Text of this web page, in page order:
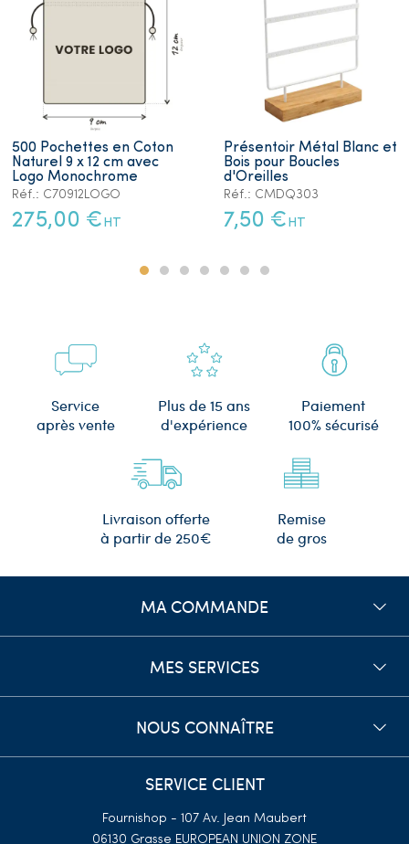
500 Pochettes en Coton
Naturel 9 x 12 cm avec
Logo Monochrome
Réf.: C70912LOGO
275,00 € HT
Présentoir Métal Blanc et
Bois pour Boucles
d'Oreilles
Réf.: CMDQ303
7,50 € HT
Service
après vente
Plus de 15 ans
d'expérience
Paiement
100% sécurisé
Livraison offerte
à partir de 250€
Remise
de gros
MA COMMANDE
MES SERVICES
NOUS CONNAÎTRE
SERVICE CLIENT
Fournishop - 107 Av. Jean Maubert
06130 Grasse EUROPEAN UNION ZONE